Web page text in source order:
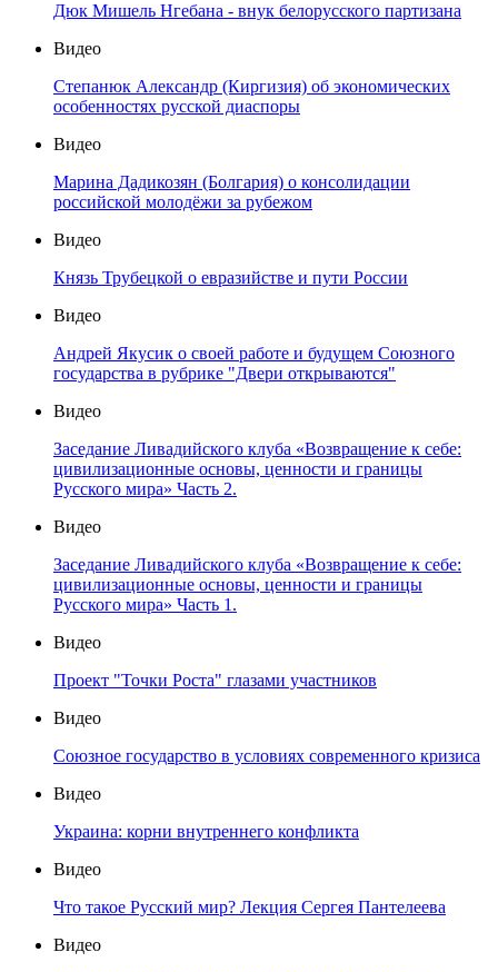
Дюк Мишель Нгебана - внук белорусского партизана
Видео
Степанюк Александр (Киргизия) об экономических
особенностях русской диаспоры
Видео
Марина Дадикозян (Болгария) о консолидации
российской молодёжи за рубежом
Видео
Князь Трубецкой о евразийстве и пути России
Видео
Андрей Якусик о своей работе и будущем Союзного
государства в рубрике "Двери открываются"
Видео
Заседание Ливадийского клуба «Возвращение к себе:
цивилизационные основы, ценности и границы
Русского мира» Часть 2.
Видео
Заседание Ливадийского клуба «Возвращение к себе:
цивилизационные основы, ценности и границы
Русского мира» Часть 1.
Видео
Проект "Точки Роста" глазами участников
Видео
Союзное государство в условиях современного кризиса
Видео
Украина: корни внутреннего конфликта
Видео
Что такое Русский мир? Лекция Сергея Пантелеева
Видео